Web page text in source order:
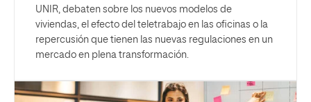
UNIR, debaten sobre los nuevos modelos de
viviendas, el efecto del teletrabajo en las oficinas o la
repercusión que tienen las nuevas regulaciones en un
mercado en plena transformación.